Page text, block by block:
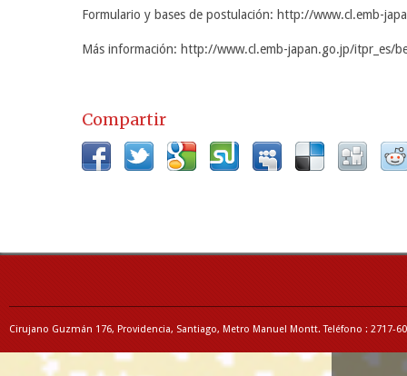
Formulario y bases de postulación: http://www.cl.emb-
Más información: http://www.cl.emb-japan.go.jp/itpr_es/
Compartir
Cirujano Guzmán 176, Providencia, Santiago, Metro Manuel Montt. Teléfono : 2717-